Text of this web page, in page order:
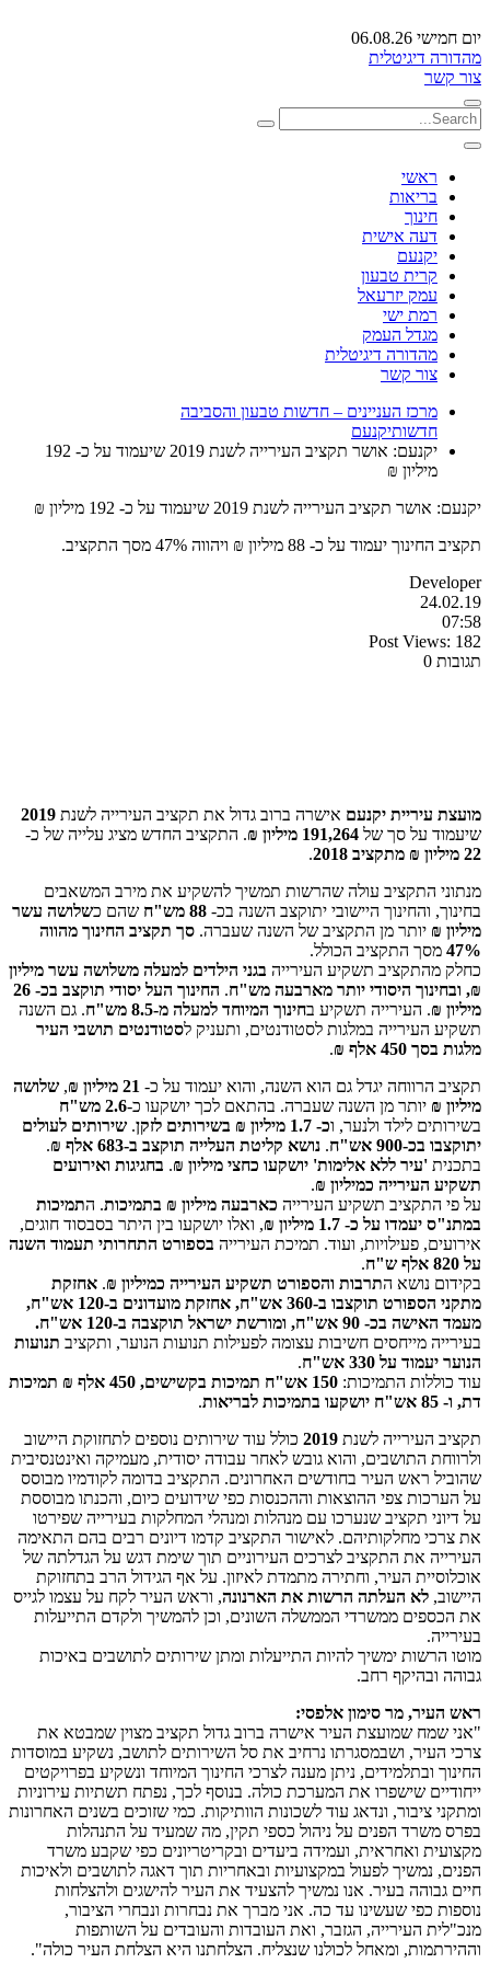
יום חמישי 06.08.26
מהדורה דיגיטלית
צור קשר
ראשי
בריאות
חינוך
דעה אישית
יקנעם
קרית טבעון
עמק יזרעאל
רמת ישי
מגדל העמק
מהדורה דיגיטלית
צור קשר
מרכז העניינים – חדשות טבעון והסביבה
חדשותיקנעם
יקנעם: אושר תקציב העירייה לשנת 2019 שיעמוד על כ- 192
מיליון ₪
יקנעם: אושר תקציב העירייה לשנת 2019 שיעמוד על כ- 192 מיליון ₪
תקציב החינוך יעמוד על כ- 88 מיליון ₪ ויהווה 47% מסך התקציב.
Developer
24.02.19
07:58
Post Views: 182
תגובות 0
מועצת עיריית יקנעם אישרה ברוב גדול את תקציב העירייה לשנת 2019
שיעמוד על סך של
. התקציב החדש מציג עלייה של כ-
22 מיליון ₪ מתקציב 2018
.
מנתוני התקציב עולה שהרשות תמשיך להשקיע את מירב המשאבים
בחינוך, והחינוך היישובי יתוקצב השנה בכ- 88 מש"ח שהם כשלושה עשר
מיליון ₪ יותר מן התקציב של השנה שעברה. סך תקציב החינוך מהווה
47% מסך התקציב הכולל.
כחלק מהתקציב תשקיע העירייה בגני הילדים למעלה משלושה עשר מיליון
₪, ובחינוך היסודי יותר מארבעה מש"ח.
החינוך העל יסודי תוקצב בכ- 26
מיליון ₪. העירייה תשקיע בחינוך המיוחד למעלה מ-8.5 מש"ח
. גם השנה
תשקיע העירייה במלגות לסטודנטים, ותעניק לסטודנטים תושבי העיר
מלגות בסך 450 אלף ₪
.
תקציב הרווחה יגדל גם הוא השנה, והוא יעמוד על כ- 21 מיליון ₪ , שלושה
מיליון ₪ יותר מן השנה שעברה. בהתאם לכך יושקעו כ-2.6 מש"ח
בשירותים לילד ולנער, וכ- 1.7 מיליון ₪ בשירותים לזקן . שירותים לעולים
יתוקצבו בכ-900 אש"ח
. נושא קליטת העלייה תוקצב ב-683 אלף ₪
.
בתכנית 'עיר ללא אלימות' יושקעו כחצי מיליון ₪. בחגיגות ואירועים
תשקיע העירייה כמיליון ₪.
על פי התקציב תשקיע העירייה כארבעה מיליון ₪ בתמיכות. התמיכות
במתנ"ס יעמדו על כ- 1.7 מיליון ₪
, ואלו יושקעו בין היתר בסבסוד חוגים,
אירועים, פעילויות, ועוד. תמיכת העירייה בספורט התחרותי תעמוד השנה
על 820 אלף ש"ח
.
בקידום נושא התרבות והספורט תשקיע העירייה כמיליון ₪. אחזקת
מתקני הספורט תוקצבו ב-360 אש"ח, אחזקת מועדונים ב-120 אש"ח,
מעמד האישה בכ- 90 אש"ח, ומורשת ישראל תוקצבה ב-120 אש"ח.
בעירייה מייחסים חשיבות עצומה לפעילות תנועות הנוער, ותקציב תנועות
הנוער יעמוד על 330 אש"ח
.
עוד כוללות התמיכות:
150 אש"ח תמיכות בקשישים, 450 אלף ₪ תמיכות
דת, ו- 85 אש"ח יושקעו בתמיכות לבריאות
.
תקציב העירייה לשנת
כולל עוד שירותים נוספים לתחזוקת היישוב
ולרווחת התושבים, והוא גובש לאחר עבודה יסודית, מעמיקה ואינטנסיבית
שהוביל ראש העיר בחודשים האחרונים. התקציב בדומה לקודמיו מבוסס
על הערכות צפי ההוצאות וההכנסות כפי שידועים כיום, והכנתו מבוססת
על דיוני תקציב שנערכו עם מנהלות ומנהלי המחלקות בעירייה שפירטו
את צרכי מחלקותיהם. לאישור התקציב קדמו דיונים רבים בהם התאימה
העירייה את התקציב לצרכים העירוניים תוך שימת דגש על הגדלתה של
אוכלוסיית העיר, וחתירה מתמדת לאיזון. על אף הגידול הרב בתחזוקת
היישוב, לא העלתה הרשות את הארנונה, וראש העיר לקח על עצמו לגייס
את הכספים ממשרדי הממשלה השונים, וכן להמשיך ולקדם התייעלות
בעירייה.
מוטו הרשות ימשיך להיות התייעלות ומתן שירותים לתושבים באיכות
גבוהה ובהיקף רחב.
ראש העיר, מר סימון אלפסי:
"אני שמח שמועצת העיר אישרה ברוב גדול תקציב מצוין שמבטא את
צרכי העיר, ושבמסגרתו נרחיב את סל השירותים לתושב, נשקיע במוסדות
החינוך ובתלמידים, ניתן מענה לצרכי החינוך המיוחד ונשקיע בפרויקטים
ייחודיים שישפרו את המערכת כולה. בנוסף לכך, נפתח תשתיות עירוניות
ומתקני ציבור, ונדאג עוד לשכונות הוותיקות. כמי שזוכים בשנים האחרונות
בפרס משרד הפנים על ניהול כספי תקין, מה שמעיד על התנהלות
מקצועית ואחראית, ועמידה ביעדים ובקריטריונים כפי שקבע משרד
הפנים, נמשיך לפעול במקצועיות ובאחריות תוך דאגה לתושבים ולאיכות
חיים גבוהה בעיר. אנו נמשיך להצעיד את העיר להישגים ולהצלחות
נוספות כפי שעשינו עד כה. אני מברך את נבחרות ונבחרי הציבור,
מנכ"לית העירייה, הגזבר, ואת העובדות והעובדים על השותפות
וההירתמות, ומאחל לכולנו שנצליח. הצלחתנו היא הצלחת העיר כולה".